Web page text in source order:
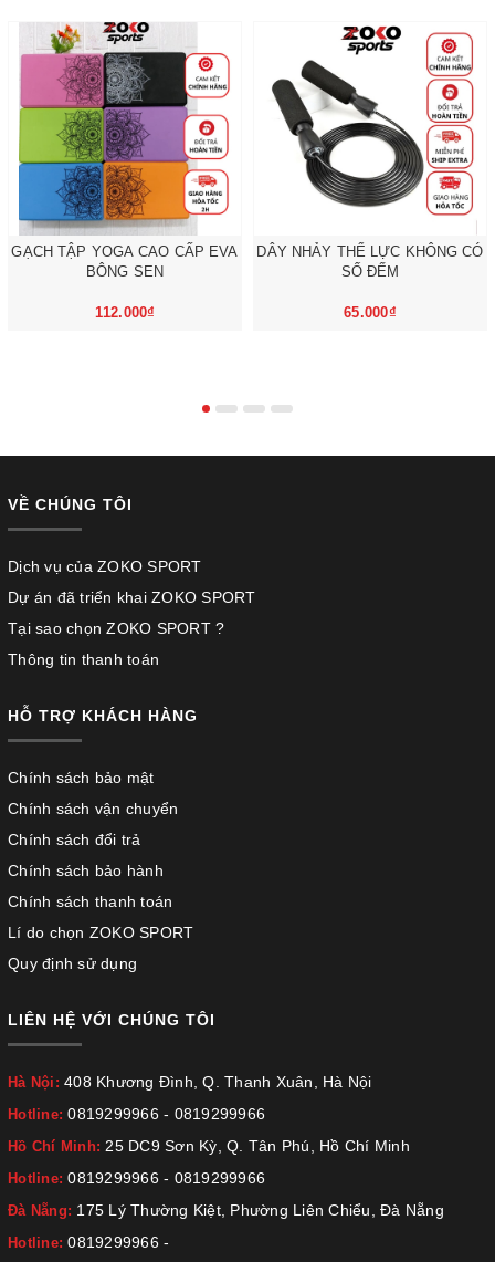
GẠCH TẬP YOGA CAO CẤP EVA
BÔNG SEN
112.000₫
DÂY NHẢY THỂ LỰC KHÔNG CÓ
SỐ ĐẾM
65.000₫
VỀ CHÚNG TÔI
Dịch vụ của ZOKO SPORT
Dự án đã triển khai ZOKO SPORT
Tại sao chọn ZOKO SPORT ?
Thông tin thanh toán
HỖ TRỢ KHÁCH HÀNG
Chính sách bảo mật
Chính sách vận chuyển
Chính sách đổi trả
Chính sách bảo hành
Chính sách thanh toán
Lí do chọn ZOKO SPORT
Quy định sử dụng
LIÊN HỆ VỚI CHÚNG TÔI
Hà Nội: 408 Khương Đình, Q. Thanh Xuân, Hà Nội
Hotline:0819299966 - 0819299966
Hồ Chí Minh: 25 DC9 Sơn Kỳ, Q. Tân Phú, Hồ Chí Minh
Hotline:0819299966 - 0819299966
Đà Nẵng: 175 Lý Thường Kiệt, Phường Liên Chiểu, Đà Nẵng
Hotline:0819299966 -